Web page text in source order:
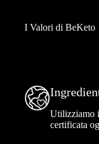
I Valori di BeKeto
Utilizziamo
certificata